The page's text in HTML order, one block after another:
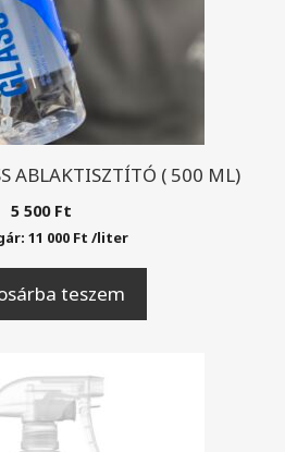
ABLAKTISZTÍTÓ ( 500 ML)
5 500 Ft
11 000 Ft /liter
teszem